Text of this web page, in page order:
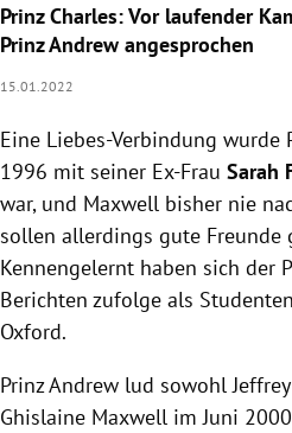
Prinz Charles: Vor laufender
Prinz Andrew angesprochen
15.01.2022
Eine Liebes-Verbindung wurde
1996 mit seiner Ex-Frau Sarah
war, und Maxwell bisher nie
sollen allerdings gute Freunde
Kennengelernt haben sich der
Berichten zufolge als
Oxford.
Prinz Andrew lud sowohl
Ghislaine Maxwell im Juni